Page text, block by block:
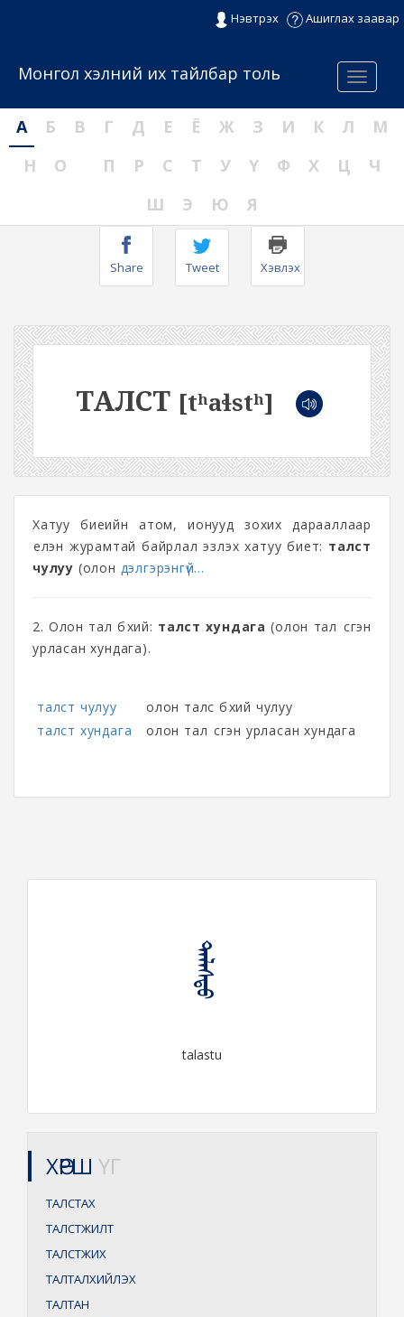
Нэвтрэх Ашиглах заавар
Menu
Монгол хэлний их тайлбар толь
А Б В Г Д Е Ё Ж З И К Л
М
Н
О П Р С Т У Ү Ф Х Ц
Ч
Ш
Э Ю Я
Share Tweet Хэвлэх
ТАЛСТ [tʰaɬstʰ]
Хатуу биеийн атом, ионууд зохих дарааллаар
үелэн журамтай байрлал эзлэх хатуу биет: талст
чулуу (олон дэлгэрэнгүй...
2. Олон тал бүхий: талст хундага (олон тал үүсгэн
урласан хундага).
талст чулуу
олон талс бүхий чулуу
талст хундага
олон тал үүсгэн урласан хундага
ᠲᠠᠯᠠᠰᠲᠤ
talastu
ХӨРШ ҮГ
ТАЛСТАХ
ТАЛСТЖИЛТ
ТАЛСТЖИХ
ТАЛТАЛХИЙЛЭХ
ТАЛТАН